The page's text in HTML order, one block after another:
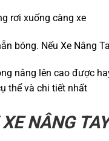
rơi xuống càng xe
bóng. Nếu Xe Nâng
nâng lên cao được
thể và chi tiết nhất
NÂNG